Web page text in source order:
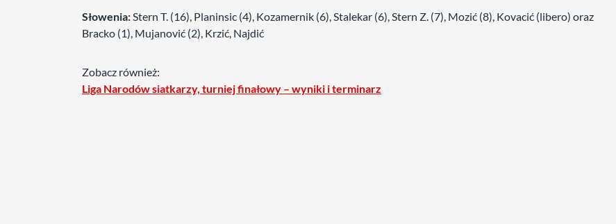
Słowenia:Stern T. (16), Planinsic (4), Kozamernik (6), Stalekar (6), Stern Z. (7), Mozić (8), Kovacić (libero) oraz
Bracko (1), Mujanović (2), Krzić, Najdić
Zobacz również:
Liga Narodów siatkarzy, turniej finałowy – wyniki i terminarz